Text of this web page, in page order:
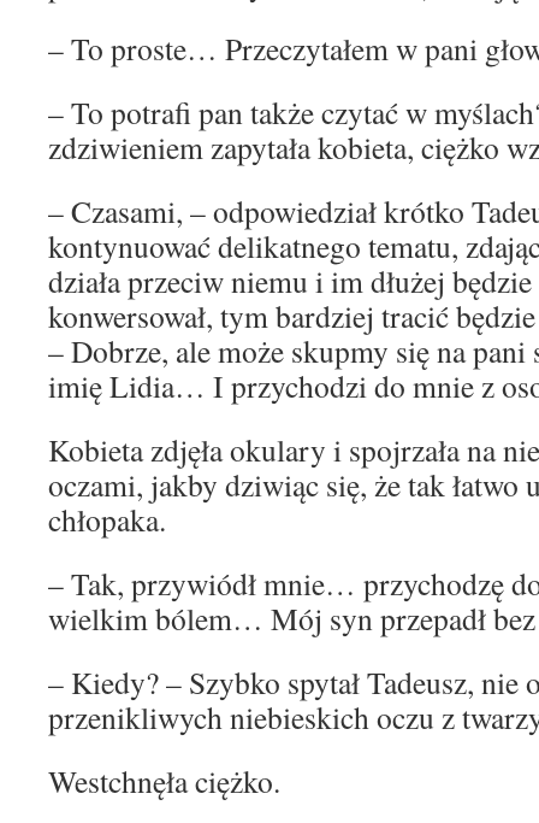
– To proste… Przeczytałem w pani
– To potrafi pan także czytać w
zdziwieniem zapytała kobieta, ciężko
– Czasami, – odpowiedział krótko
kontynuować delikatnego tematu,
działa przeciw niemu i im dłużej
konwersował, tym bardziej tracić
– Dobrze, ale może skupmy się na
imię Lidia… I przychodzi do mnie z
Kobieta zdjęła okulary i spojrzała na
oczami, jakby dziwiąc się, że tak łatwo
chłopaka.
– Tak, przywiódł mnie… przychodzę
wielkim bólem… Mój syn przepadł
– Kiedy? – Szybko spytał Tadeusz, nie
przenikliwych niebieskich oczu z
Westchnęła ciężko.